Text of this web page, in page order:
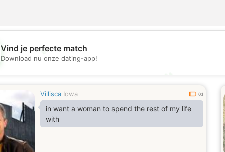
💖
💕
Vind je perfecte match
Download nu onze dating-app!
Villisca Iowa 0.1
in want a woman to spend the rest of my life
with